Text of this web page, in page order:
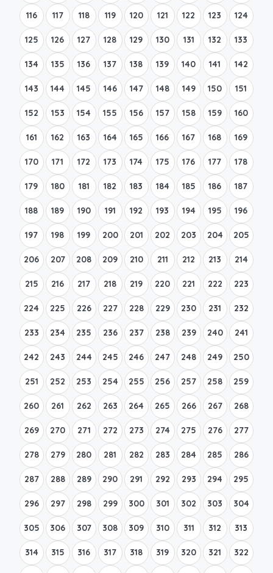
116 117 118 119 120 121 122 123 124
125 126 127 128 129 130 131 132 133
134 135 136 137 138 139 140 141 142
143 144 145 146 147 148 149 150 151
152 153 154 155 156 157 158 159 160
161 162 163 164 165 166 167 168 169
170 171 172 173 174 175 176 177 178
179 180 181 182 183 184 185 186 187
188 189 190 191 192 193 194 195 196
197 198 199 200 201 202 203 204 205
206 207 208 209 210 211 212 213 214
215 216 217 218 219 220 221 222 223
224 225 226 227 228 229 230 231 232
233 234 235 236 237 238 239 240 241
242 243 244 245 246 247 248 249 250
251 252 253 254 255 256 257 258 259
260 261 262 263 264 265 266 267 268
269 270 271 272 273 274 275 276 277
278 279 280 281 282 283 284 285 286
287 288 289 290 291 292 293 294 295
296 297 298 299 300 301 302 303 304
305 306 307 308 309 310 311 312 313
314 315 316 317 318 319 320 321 322